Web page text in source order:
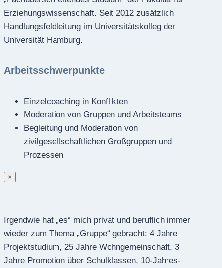
Erziehungswissenschaft. Seit 2012 zusätzlich
Handlungsfeldleitung im Universitätskolleg der
Universität Hamburg.
Arbeitsschwerpunkte
Einzelcoaching in Konflikten
Moderation von Gruppen und Arbeitsteams
Begleitung und Moderation von
zivilgesellschaftlichen Großgruppen und
Prozessen
×
Irgendwie hat „es“ mich privat und beruflich immer
wieder zum Thema „Gruppe“ gebracht: 4 Jahre
Projektstudium, 25 Jahre Wohngemeinschaft, 3
Jahre Promotion über Schulklassen, 10-Jahres-